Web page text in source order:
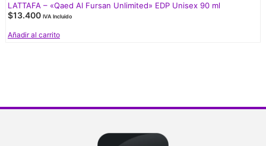
LATTAFA – «Qaed Al Fursan Unlimited» EDP Unisex 90 ml
$13.400 IVA Incluido
Añadir al carrito